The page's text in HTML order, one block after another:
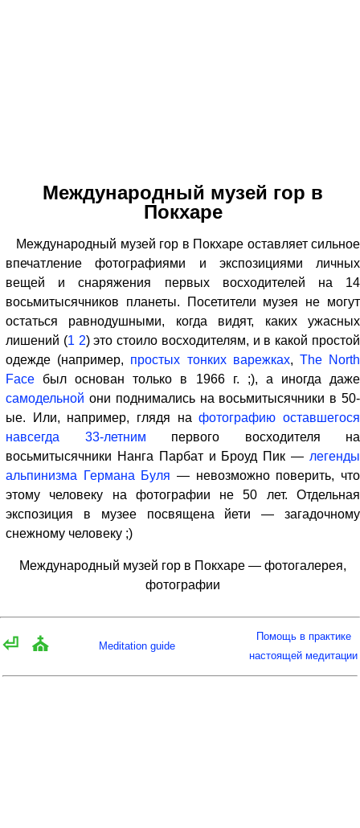
Международный музей гор в
Покхаре
Международный музей гор в Покхаре оставляет сильное
впечатление фотографиями и экспозициями личных
вещей и снаряжения первых восходителей на 14
восьмитысячников планеты. Посетители музея не могут
остаться равнодушными, когда видят, каких ужасных
лишений (1 2) это стоило восходителям, и в какой простой
одежде (например, простых тонких варежках, The North
Face был основан только в 1966 г. ;), а иногда даже
самодельной они поднимались на восьмитысячники в 50-
ые. Или, например, глядя нафотографию оставшегося
навсегда 33-летним первого восходителя на
восьмитысячники Нанга Парбат и Броуд Пик — легенды
альпинизма Германа Буля — невозможно поверить, что
этому человеку на фотографии не 50 лет. Отдельная
экспозиция в музее посвящена йети — загадочному
снежному человеку ;)
Международный музей гор в Покхаре — фотогалерея,
фотографии
⏎ ⛪ Meditation guide
Помощь в практике
настоящей медитации